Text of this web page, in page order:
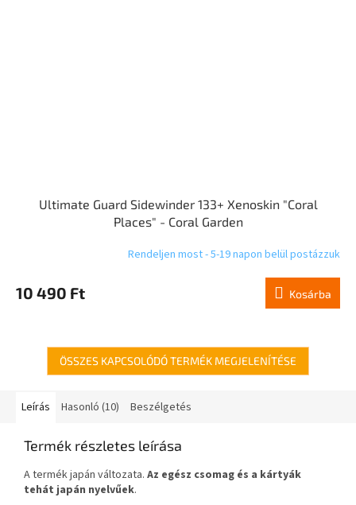
Ultimate Guard Sidewinder 133+ Xenoskin "Coral
Places" - Coral Garden
Rendeljen most - 5-19 napon belül postázzuk
10 490 Ft Kosárba
ÖSSZES KAPCSOLÓDÓ TERMÉK MEGJELENÍTÉSE
Leírás Hasonló (10) Beszélgetés
Termék részletes leírása
A termék japán változata. Az egész csomag és a kártyák
tehát japán nyelvűek.